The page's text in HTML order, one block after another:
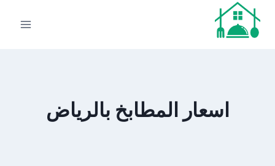
التجاوز
المحتوى
اسعار المطابخ بالرياض